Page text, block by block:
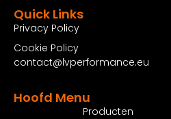
Hoofd Menu
Producten
Quick Links
Privacy Policy
Cookie Policy
contact@lvperformance.eu